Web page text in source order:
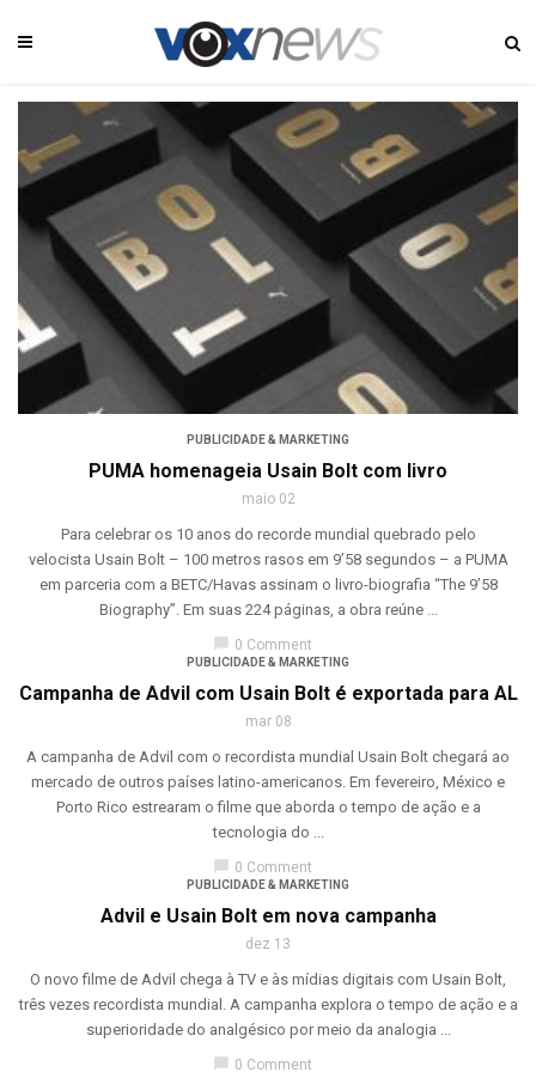
PUBLICIDADE & MARKETING
PUMA homenageia Usain Bolt com livro
maio 02
Para celebrar os 10 anos do recorde mundial quebrado pelo
velocista Usain Bolt – 100 metros rasos em 9’58 segundos – a PUMA
em parceria com a BETC/Havas assinam o livro-biografia “The 9’58
Biography”. Em suas 224 páginas, a obra reúne ...
chat_bubble 0 Comment
PUBLICIDADE & MARKETING
Campanha de Advil com Usain Bolt é exportada para AL
mar 08
A campanha de Advil com o recordista mundial Usain Bolt chegará ao
mercado de outros países latino-americanos. Em fevereiro, México e
Porto Rico estrearam o filme que aborda o tempo de ação e a
tecnologia do ...
chat_bubble 0 Comment
PUBLICIDADE & MARKETING
Advil e Usain Bolt em nova campanha
dez 13
O novo filme de Advil chega à TV e às mídias digitais com Usain Bolt,
três vezes recordista mundial. A campanha explora o tempo de ação e a
superioridade do analgésico por meio da analogia ...
chat_bubble 0 Comment